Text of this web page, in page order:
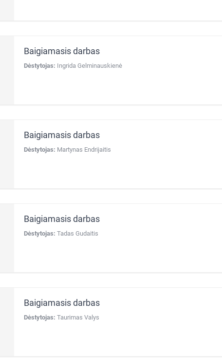
Baigiamasis darbas
Dėstytojas: Ingrida Gelminauskienė
Baigiamasis darbas
Dėstytojas: Martynas Endrijaitis
Baigiamasis darbas
Dėstytojas: Tadas Gudaitis
Baigiamasis darbas
Dėstytojas: Taurimas Valys